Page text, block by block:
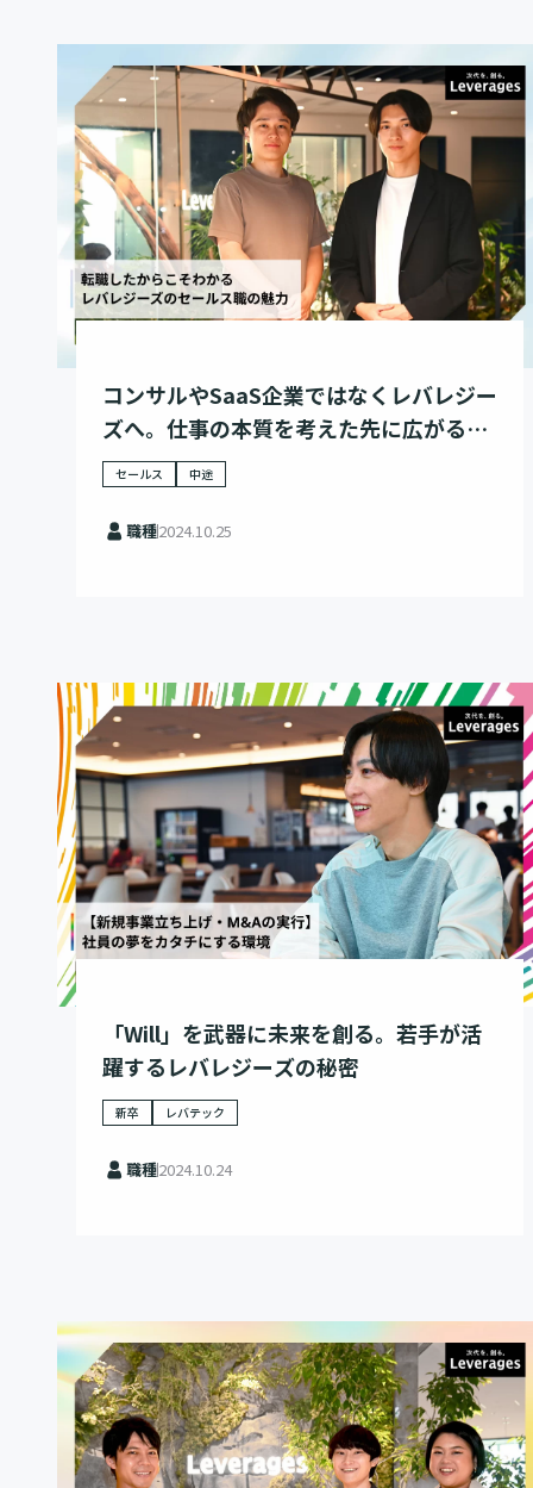
コンサルやSaaS企業ではなくレバレジー
ズへ。仕事の本質を考えた先に広がる新
たな可能性
セールス 中途
職種2024.10.25
「Will」を武器に未来を創る。若手が活
躍するレバレジーズの秘密
新卒 レバテック
職種2024.10.24